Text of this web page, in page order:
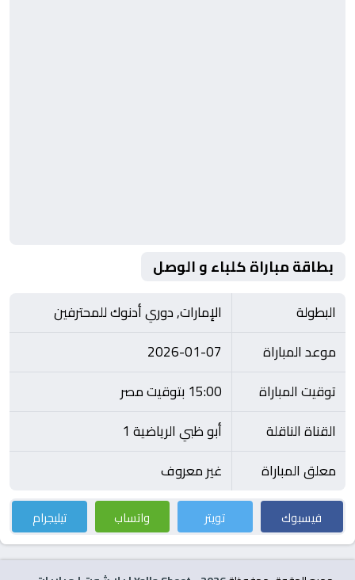
بطاقة مباراة كلباء و الوصل
البطولة
الإمارات, دوري أدنوك للمحترفين
موعد المباراة
2026-01-07
توقيت المباراة
15:00 بتوقيت مصر
القناة الناقلة
أبو ظبي الرياضية 1
معلق المباراة
غير معروف
فيسبوك تويتر واتساب تيليجرام